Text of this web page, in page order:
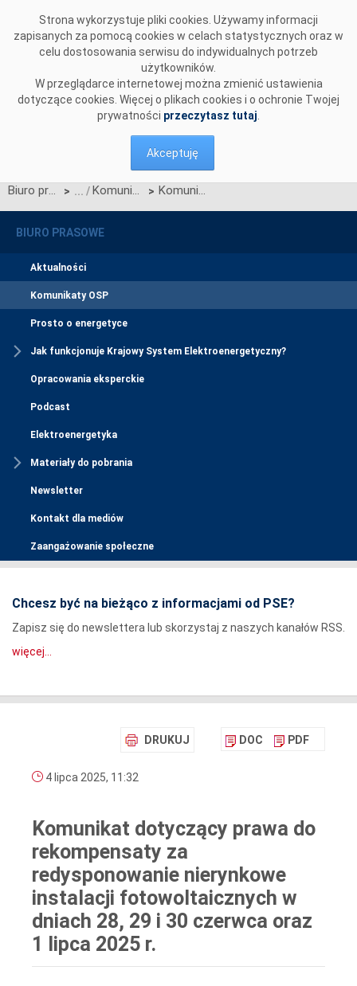
Strona wykorzystuje pliki cookies. Używamy informacji
zapisanych za pomocą cookies w celach statystycznych oraz w
celu dostosowania serwisu do indywidualnych potrzeb
użytkowników.
W przeglądarce internetowej można zmienić ustawienia
dotyczące cookies. Więcej o plikach cookies i o ochronie Twojej
prywatności przeczytasz tutaj
Akceptuję
Biuro prasowe > Komunikaty OSP > Komunikat dotyczący prawa do rekompensaty za redysponowanie nierynkowe instalacji fotowoltaicznych w dniach 28, 29 i 30 czerwca oraz 1 lipca 2025 r.
BIURO PRASOWE
Aktualności
Komunikaty OSP
Prosto o energetyce
Jak funkcjonuje Krajowy System Elektroenergetyczny?
Opracowania eksperckie
Podcast
Elektroenergetyka
Materiały do pobrania
Newsletter
Kontakt dla mediów
Zaangażowanie społeczne
Chcesz być na bieżąco z informacjami od PSE?
Zapisz się do newslettera lub skorzystaj z naszych kanałów RSS.
więcej...
DRUKUJ DOC PDF
4 lipca 2025, 11:32
Komunikat dotyczący prawa do
rekompensaty za
redysponowanie nierynkowe
instalacji fotowoltaicznych w
dniach 28, 29 i 30 czerwca oraz
1 lipca 2025 r.